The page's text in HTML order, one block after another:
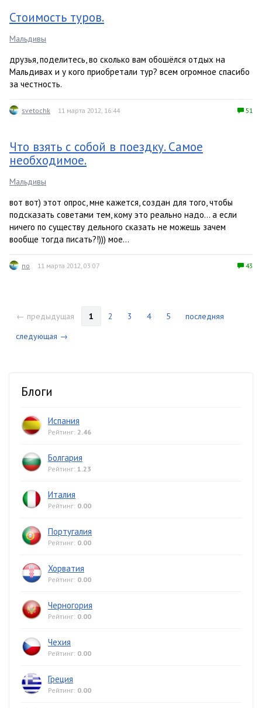
Стоимость туров.
Мальдивы
друзья, поделитесь, во сколько вам обошёлся отдых на
Мальдивах и у кого приобретали тур? всем огромное спасибо
за честность.
svetochk 11 марта 2012, 16:44 51
Что взять с собой в поездку. Самое
необходимое.
Мальдивы
вот вот) этот опрос, мне кажется, создан для того, чтобы
подсказать советами тем, кому это реально надо... а если
ничего по существу дельного сказать не можешь зачем
вообще тогда писать?!))) мое...
no 11 марта 2012, 03:07 43
← предыдущая 1 2 3 4 5
последняя
следующая →
Блоги
Испания
Рейтинг: 2.46
Болгария
Рейтинг: 1.23
Италия
Рейтинг: 0.00
Португалия
Рейтинг: 0.00
Хорватия
Рейтинг: 0.00
Черногория
Рейтинг: 0.00
Чехия
Рейтинг: 0.00
Греция
Рейтинг: 0.00